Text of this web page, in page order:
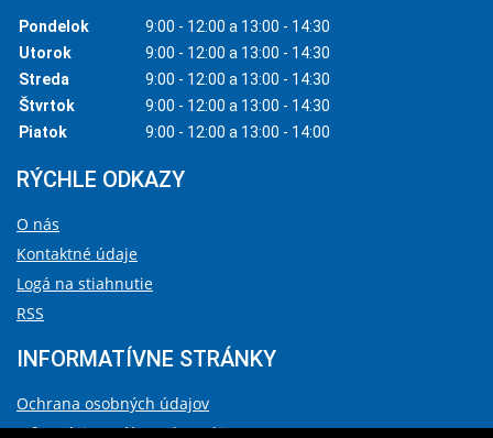
Pondelok
9:00 - 12:00 a 13:00 - 14:30
Utorok
9:00 - 12:00 a 13:00 - 14:30
Streda
9:00 - 12:00 a 13:00 - 14:30
Štvrtok
9:00 - 12:00 a 13:00 - 14:30
Piatok
9:00 - 12:00 a 13:00 - 14:00
RÝCHLE ODKAZY
O nás
Kontaktné údaje
Logá na stiahnutie
RSS
INFORMATÍVNE STRÁNKY
Ochrana osobných údajov
Informácie o súboroch cookies